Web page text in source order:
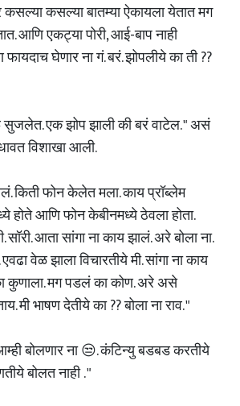
कसल्या कसल्या बातम्या ऐकायला येतात मग
आणि एकट्या पोरी, आई-बाप नाही
घेणार ना गं. बरं. झोपलीये का ती ??
सुजलेत. एक झोप झाली की बरं वाटेल. " असं
विशाखा आली.
किती फोन केलेत मला. काय प्रॉब्लेम
होते आणि फोन केबीनमध्ये ठेवला होता.
आता सांगा ना काय झालं. अरे बोला ना.
वेळ झाला विचारतीये मी. सांगा ना काय
कुणाला. मग पडलं का कोण. अरे असे
मी भाषण देतीये का ?? बोला ना राव. "
बोलणार ना 😒. कंटिन्यु बडबड करतीये
बोलत नाही . "